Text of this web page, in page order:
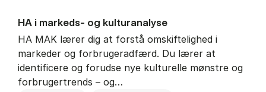
HA i mar­keds- og kul­tu­r­a­na­ly­se
HA MAK lærer dig at forstå omskiftelighed i
markeder og forbrugeradfærd. Du lærer at
identificere og forudse nye kulturelle mønstre og
forbrugertrends – og…